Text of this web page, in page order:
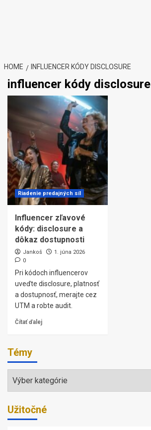
HOME INFLUENCER KÓDY DISCLOSURE
influencer kódy disclosure
Riadenie predajných síl
Influencer zľavové
kódy: disclosure a
dôkaz dostupnosti
Jankoš
1. júna 2026
0
Pri kódoch influencerov
uveďte disclosure, platnosť
a dostupnosť, merajte cez
UTM a robte audit.
Čítať ďalej
Témy
Témy
Užitočné